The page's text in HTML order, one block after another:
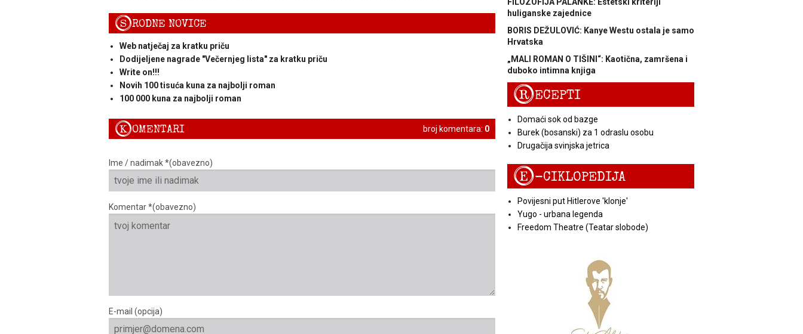
SRODNE NOVICE
Web natječaj za kratku priču
Dodijeljene nagrade "Večernjeg lista" za kratku priču
Write on!!!
Novih 100 tisuća kuna za najbolji roman
100 000 kuna za najbolji roman
broj komentara: 0
KOMENTARI
Ime / nadimak *(obavezno)
Komentar *(obavezno)
E-mail (opcija)
FILOZOFIJA PALANKE: Estetski kriteriji
huliganske zajednice
BORIS DEŽULOVIĆ: Kanye Westu ostala je samo
Hrvatska
„MALI ROMAN O TIŠINI“: Kaotična, zamršena i
duboko intimna knjiga
RECEPTI
Domaći sok od bazge
Burek (bosanski) za 1 odraslu osobu
Drugačija svinjska jetrica
E-CIKLOPEDIJA
Povijesni put Hitlerove 'klonje'
Yugo - urbana legenda
Freedom Theatre (Teatar slobode)